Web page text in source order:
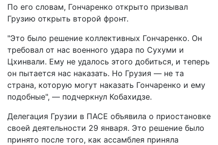
По его словам, Гончаренко открыто призывал
Грузию открыть второй фронт.
"Это было решение коллективных Гончаренко. Он
требовал от нас военного удара по Сухуми и
Цхинвали. Ему не удалось этого добиться, и теперь
он пытается нас наказать. Но Грузия — не та
страна, которую могут наказать Гончаренко и ему
подобные", — подчеркнул Кобахидзе.
Делегация Грузии в ПАСЕ объявила о приостановке
своей деятельности 29 января. Это решение было
принято после того, как ассамблея приняла